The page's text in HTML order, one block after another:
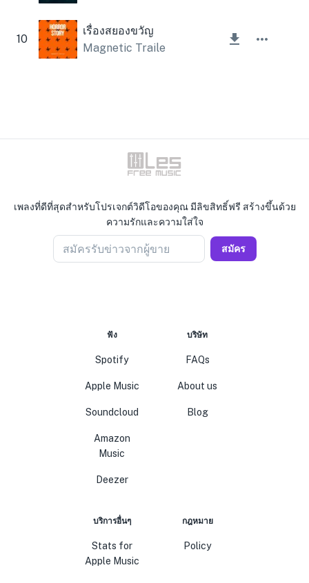
10
เรื่องสยองขวัญ
Magnetic Trailer
เพลงที่ดีที่สุดสำหรับโปรเจกต์วิดีโอของคุณ มีลิขสิทธิ์ฟรี สร้างขึ้นด้วย
ความรักและความใส่ใจ
สมัครรับข่าวจากผู้ขาย สมัคร
ฟัง
Spotify
Apple Music
Soundcloud
Amazon
Music
Deezer
บริษัท
FAQs
About us
Blog
บริการอื่นๆ
Stats for
Apple Music
กฎหมาย
Policy